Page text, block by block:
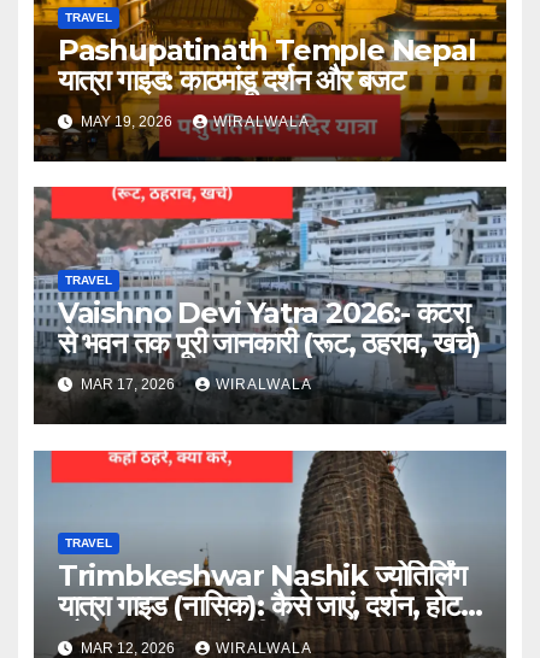
TRAVEL
Pashupatinath Temple Nepal
यात्रा गाइड: काठमांडू दर्शन और बजट
MAY 19, 2026 WIRALWALA
TRAVEL
Vaishno Devi Yatra 2026:- कटरा
से भवन तक पूरी जानकारी (रूट, ठहराव, खर्च)
MAR 17, 2026 WIRALWALA
TRAVEL
Trimbkeshwar Nashik ज्योतिर्लिंग
यात्रा गाइड (नासिक): कैसे जाएं, दर्शन, होटल
और आस पास घूमने की जगह
MAR 12, 2026 WIRALWALA